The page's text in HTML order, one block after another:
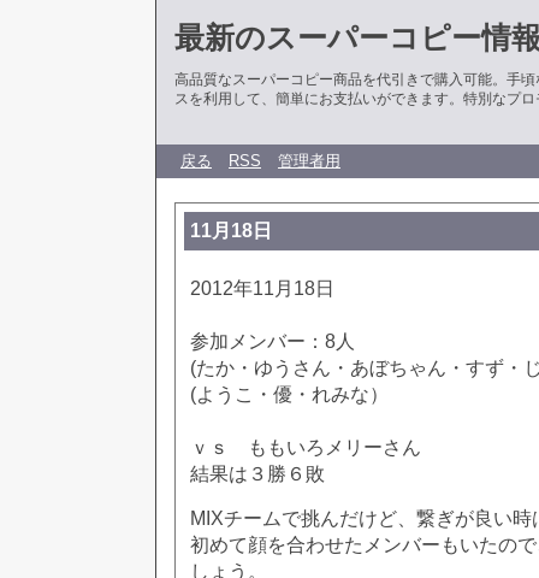
最新のスーパーコピー情
高品質なスーパーコピー商品を代引きで購入可能。手
スを利用して、簡単にお支払いができます。特別なプ
戻る RSS 管理者用
11月18日
2012年11月18日
参加メンバー：8人
(たか・ゆうさん・あぼちゃん・すず・
(ようこ・優・れみな）
ｖｓ ももいろメリーさん
結果は３勝６敗
MIXチームで挑んだけど、繋ぎが良い
初めて顔を合わせたメンバーもいたの
しょう。